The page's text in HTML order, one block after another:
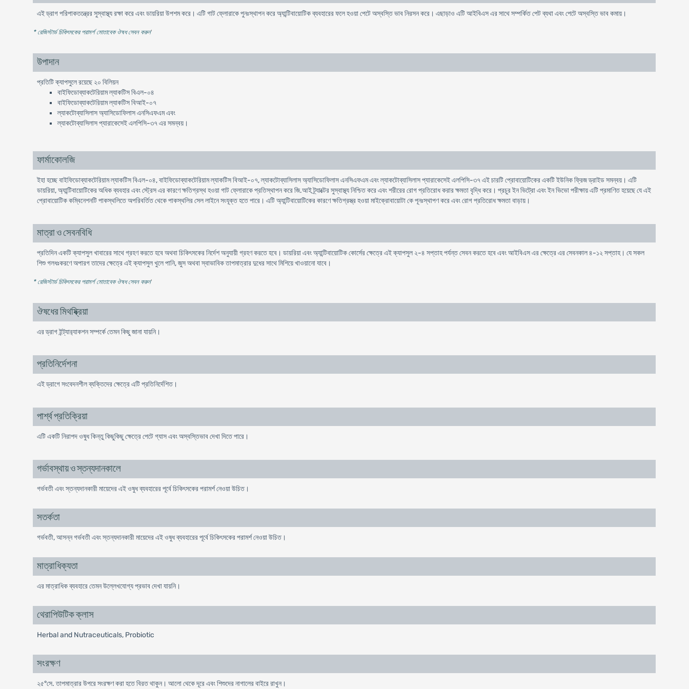
এই ড্রাগ পরিপাকতন্ত্রের সুস্বাস্থ্য রক্ষা করে এবং ডায়রিয়া উপশম করে। এটি গাট ফ্লোরাকে পুনঃস্থাপন করে অ্যান্টিবায়োটিক ব্যবহারের ফলে হওয়া পেটে অস্বস্তি ভাব নিরসন করে। এছাড়াও এটি আইবিএস এর সাথে সম্পর্কিত পেট ব্যথা এবং পেটে অস্বস্তি ভাব কমায়।
* রেজিস্টার্ড চিকিৎসকের পরামর্শ মোতাবেক ঔষধ সেবন করুন'
উপাদান
প্রতিটি ক্যাপসুলে রয়েছে ২০ বিলিয়ন
বাইফিডোব্যাকটেরিয়াম ল্যাকটিস বিএল-০৪
বাইফিডোব্যাকটেরিয়াম ল্যাকটিস বিআই-০৭
ল্যাকটোব্যাসিলাস অ্যাসিডোফিলাস এনসিএফএম এবং
ল্যাকটোব্যাসিলাস প্যারাকেসেই এলপিসি-৩৭ এর সমন্বয়।
ফার্মাকোলজি
ইহা হচ্ছে বাইফিডোব্যাকটেরিয়াম ল্যাকটিস বিএল-০৪, বাইফিডোব্যাকটেরিয়াম ল্যাকটিস বিআই-০৭, ল্যাকটোব্যাসিলাস অ্যাসিডোফিলাস এনসিএফএম এবং ল্যাকটোব্যাসিলাস প্যারাকেসেই এলপিসি-৩৭ এই চারটি প্রোবায়োটিকের একটি ইউনিক ফ্রিজ ড্রাইড সমন্বয়। এটি
ডায়রিয়া, অ্যান্টিবায়োটিকের অধিক ব্যবহার এবং স্ট্রেস এর কারণে ক্ষতিগ্রস্থ হওয়া গাট ফ্লোরাকে প্রতিস্থাপন করে জি.আই ট্র্যাক্টের সুস্বাস্থ্য নিশ্চিত করে এবং শরীরের রোগ প্রতিরোধ করার ক্ষমতা বৃদ্ধি করে। প্রচুর ইন ভিট্রো এবং ইন ভিভো পরীক্ষায় এটি প্রমাণিত হয়েছে যে এই
প্রোবায়োটিক কম্বিনেশনটি পাকস্থলিতে অপরিবর্তিত থেকে পাকস্থলির সেল লাইনে সংযূক্ত হতে পারে। এটি অ্যান্টিবায়োটিকের কারণে ক্ষতিগ্রস্ত্র হওয়া মাইক্রোবায়োটা কে পূনঃস্থাপণ করে এবং রোগ প্রতিরোধ ক্ষমতা বাড়ায়।
মাত্রা ও সেবনবিধি
প্রতিদিন একটি ক্যাপসুল খাবারের সাথে গ্রহণ করতে হবে অথবা চিকিৎসকের নির্দেশ অনুযায়ী গ্রহণ করতে হবে। ডায়রিয়া এবং অ্যান্টিবায়োটিক কোর্সের ক্ষেত্রে এই ক্যাপসুল ২-৪ সপ্তাহ পর্যন্ত সেবন করতে হবে এবং আইবিএস এর ক্ষেত্রে এর সেবনকাল ৪-১২ সপ্তাহ। যে সকল
শিশু গলধঃকরণে অপারগ তাদের ক্ষেত্রে এই ক্যাপসুল খুলে পানি, জুস অথবা স্বাভাবিক তাপমাত্রার দুধের সাথে মিশিয়ে খাওয়ানো যাবে।
* রেজিস্টার্ড চিকিৎসকের পরামর্শ মোতাবেক ঔষধ সেবন করুন'
ঔষধের মিথষ্ক্রিয়া
এর ড্রাগ ইন্ট্যার‌্যাকশন সম্পর্কে তেমন কিছু জানা যায়নি।
প্রতিনির্দেশনা
এই ড্রাগে সংবেদনশীল ব্যক্তিদের ক্ষেত্রে এটি প্রতিনির্দেশিত।
পার্শ্ব প্রতিক্রিয়া
এটি একটি নিরাপদ ওষুধ কিন্তু কিছুকিছু ক্ষেত্রে পেটে গ্যাস এবং অস্বস্তিভাব দেখা দিতে পারে।
গর্ভাবস্থায় ও স্তন্যদানকালে
গর্ভবতী এবং স্তন্যদানকারী মায়েদের এই ওষুধ ব্যবহারের পূর্বে চিকিৎসকের পরামর্শ নেওয়া উচিত।
সতর্কতা
গর্ভবতী, আসন্ন গর্ভবতী এবং স্তন্যদানকারী মায়েদের এই ওষুধ ব্যবহারের পূর্বে চিকিৎসকের পরামর্শ নেওয়া উচিত।
মাত্রাধিক্যতা
এর মাত্রাধিক ব্যবহারে তেমন উল্লেখযোগ্য প্রভাব দেখা যায়নি।
থেরাপিউটিক ক্লাস
Herbal and Nutraceuticals, Probiotic
সংরক্ষণ
২৫°সে. তাপমাত্রার উপরে সংরক্ষণ করা হতে বিরত থাকুন। আলো থেকে দূরে এবং শিশুদের নাগালের বাইরে রাখুন।